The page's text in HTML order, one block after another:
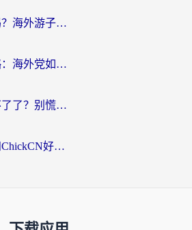
云极和六毫秒好用吗？海外游子解锁国内资源的真实答案
Ubuntu翻墙回国攻略：海外党如何选对加速器，无缝刷国内剧玩游戏？
归雁加速器怎么用不了了？别慌，这篇指南教你如何丝滑“回家”
海外党必看：斧牛和ChickCN好用吗？3款热门加速器实测+番茄加速器深度体验